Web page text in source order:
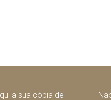
a sua cópia de